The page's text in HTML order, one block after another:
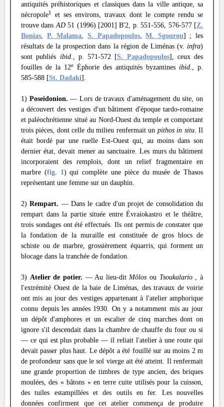
antiquités préhistoriques et classiques dans la ville antique, sa
nécropole1
et ses environs, travaux dont le compte rendu se
trouve dansAD51 (1996) [2001] B'2, p. 551-556, 576-577 [Z.
Bonias, P. Malama, S. Papadopoulos,M. Sgourou] ; les
résultats de la prospection dans la région de Liménas (v. infra)
sont publiés ibid., p. 571-572 [S. Papadopoulos], ceux des
fouilles de la 12e Éphorie des antiquités byzantines ibid., p.
585-588 [St. Dadaki].
1) Poseidonion. — Lors de travaux d'aménagement du site, on
a découvert des vestiges d'un bâtiment d'époque tardo-romaine
et paléochrétienne situé au Nord-Ouest du temple et comportant
trois pièces, dont celle du milieu renfermait un pithos in situ. Il
était bordé par une ruelle Est-Ouest qui, au moins dans son
dernier état, devait mener au sanctuaire. Les murs du bâtiment
incorporaient des remplois, dont un relief fragmentaire en
marbre (fig. 1) qui complète une pièce du musée de Thasos
représentant une femme sur un dauphin.
2)Rempart. — Dans le cadre d'un projet de consolidation du
rempart dans la partie située entre Évraiokastro et le théâtre,
trois sondages ont été effectués. Ils ont permis de constater que
la fondation de la muraille est constituée de gros blocs de
schiste ou de marbre, grossièrement équarris, qui forment un
blocage dans la tranchée de fondation.
3) Atelier de potier. — Au lieu-ditMôlosou Tsoukalario , à
l'extrémité Ouest de la baie de Liménas, des travaux de voirie
ont mis au jour des vestiges appartenant à l'atelier amphorique
connu depuis les années 1930. On y a notamment mis au jour
un dépôt d'amphores et un escalier de cinq marches dont on
ignore s'il descendait dans la chambre de chauffe du four ou si
— ce qui est plus probable — il reliait l'atelier à une route qui
devait passer plus haut. Le dépôt a été fouillé sur au moins 2 m
de profondeur sans que le sol vierge ait été atteint. Il renfermait
une grande proportion de timbres de type ancien, des briques
moulées, des « bâtons » en terre cuite utilisés pour la cuisson,
des tuiles estampillées et des outils en fer. Les nouvelles
données confirment que cet atelier commença de produire